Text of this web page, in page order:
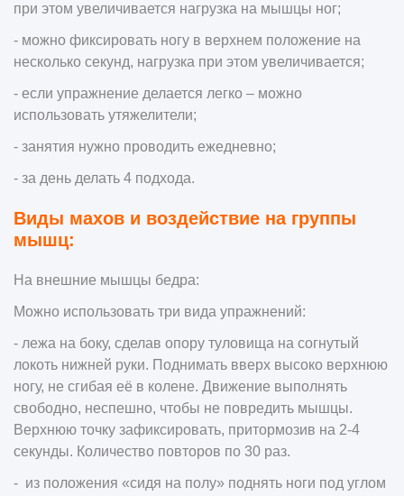
при этом увеличивается нагрузка на мышцы ног;
- можно фиксировать ногу в верхнем положение на
несколько секунд, нагрузка при этом увеличивается;
- если упражнение делается легко – можно
использовать утяжелители;
- занятия нужно проводить ежедневно;
- за день делать 4 подхода.
Виды махов и воздействие на группы
мышц:
На внешние мышцы бедра:
Можно использовать три вида упражнений:
- лежа на боку, сделав опору туловища на согнутый
локоть нижней руки. Поднимать вверх высоко верхнюю
ногу, не сгибая её в колене. Движение выполнять
свободно, неспешно, чтобы не повредить мышцы.
Верхнюю точку зафиксировать, притормозив на 2-4
секунды. Количество повторов по 30 раз.
- из положения «сидя на полу» поднять ноги под углом